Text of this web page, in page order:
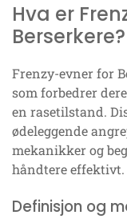
Hva er
Berserkere?
Frenzy-evner for
som forbedrer
en rasetilstand.
ødeleggende
mekanikker og
håndtere effektivt.
Definisjon og